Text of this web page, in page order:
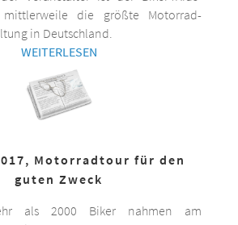
mittlerweile die größte Motorrad-
in Deutschland.
WEITERLESEN
Motorradtour für den
guten Zweck
als 2000 Biker nahmen am